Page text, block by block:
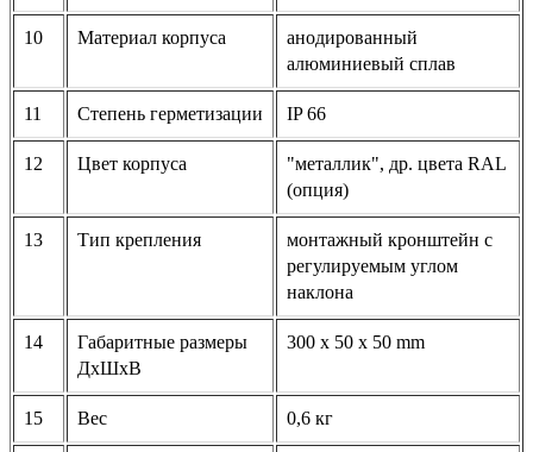
10 Материал корпуса
анодированный
алюминиевый сплав
11 Степень герметизации IP 66
12 Цвет корпуса
"металлик", др. цвета RAL
(опция)
13 Тип крепления
монтажный кронштейн с
регулируемым углом
наклона
14
Габаритные размеры
ДхШхВ
300 х 50 х 50 mm
15 Вес 0,6 кг